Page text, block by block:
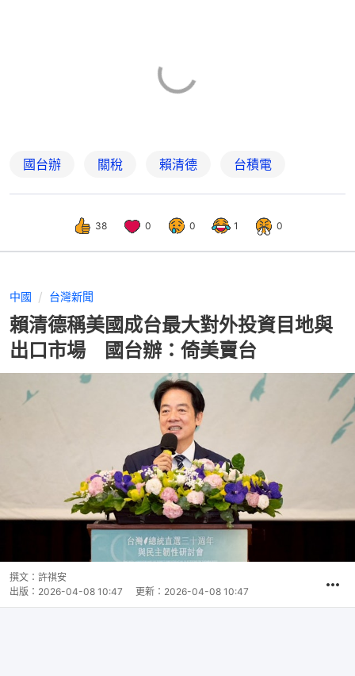
國台辦 關稅 賴清德 台積電
38 0 0 1 0
中國 台灣新聞
賴清德稱美國成台最大對外投資目地與
出口市場 國台辦：倚美賣台
撰文： 許祺安
出版： 2026-04-08 10:47 更新： 2026-04-08 10:47